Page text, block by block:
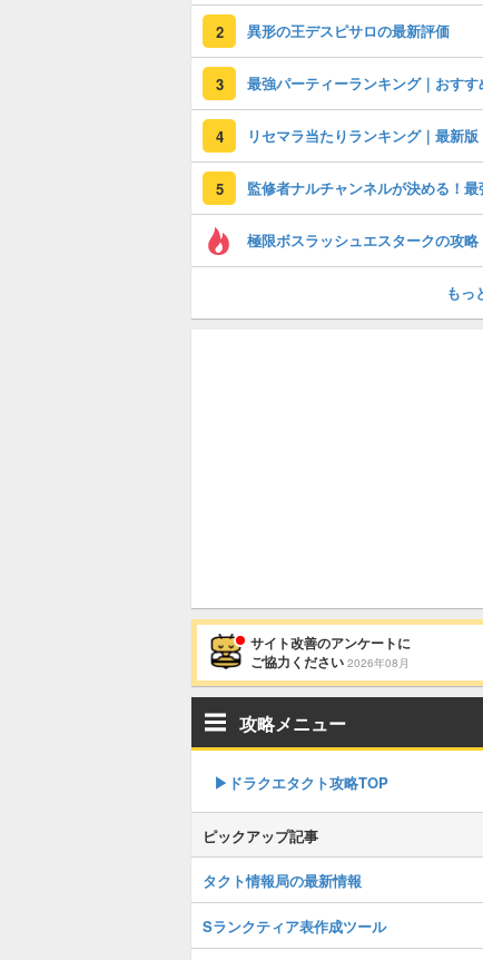
2 異形の王デスピサロの最新評価
3
4 リセマラ当たりランキング｜最新版
5
極限ボスラッシュエスタークの攻略
もっ
サイト改善のアンケートに
ご協力ください 2026年08月
攻略メニュー
▶︎ドラクエタクト攻略TOP
ピックアップ記事
タクト情報局の最新情報
Sランクティア表作成ツール